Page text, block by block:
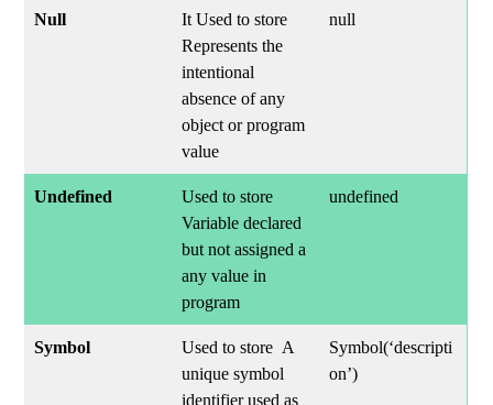
Null
It Used to store
Represents the
intentional
absence of any
object or program
value
null
Undefined
Used to store
Variable declared
but not assigned a
any value in
program
undefined
Symbol
Used to store A
unique symbol
identifier used as
Symbol(‘descripti
on’)